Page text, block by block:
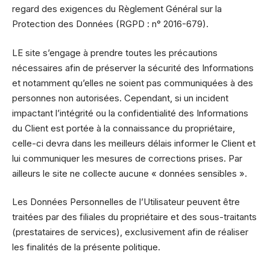
regard des exigences du Règlement Général sur la
Protection des Données (RGPD : n° 2016-679).
LE site s’engage à prendre toutes les précautions
nécessaires afin de préserver la sécurité des Informations
et notamment qu’elles ne soient pas communiquées à des
personnes non autorisées. Cependant, si un incident
impactant l’intégrité ou la confidentialité des Informations
du Client est portée à la connaissance du propriétaire,
celle-ci devra dans les meilleurs délais informer le Client et
lui communiquer les mesures de corrections prises. Par
ailleurs le site ne collecte aucune « données sensibles ».
Les Données Personnelles de l’Utilisateur peuvent être
traitées par des filiales du propriétaire et des sous-traitants
(prestataires de services), exclusivement afin de réaliser
les finalités de la présente politique.